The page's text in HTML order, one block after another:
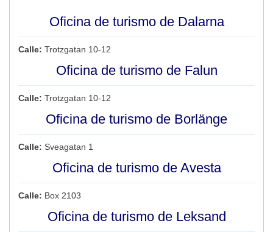
Oficina de turismo de Dalarna
Calle: Trotzgatan 10-12
Oficina de turismo de Falun
Calle: Trotzgatan 10-12
Oficina de turismo de Borlänge
Calle: Sveagatan 1
Oficina de turismo de Avesta
Calle: Box 2103
Oficina de turismo de Leksand